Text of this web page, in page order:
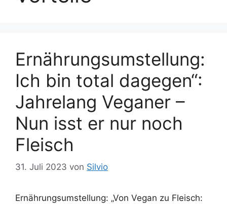
Ernährungsumstellung:
Ich bin total dagegen“:
Jahrelang Veganer –
Nun isst er nur noch
Fleisch
31. Juli 2023 von Silvio
Ernährungsumstellung: „Von Vegan zu Fleisch: